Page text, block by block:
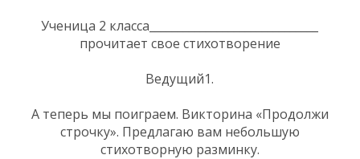
Ученица 2 класса______________________________
прочитает свое стихотворение
Ведущий1.
А теперь мы поиграем. Викторина «Продолжи
строчку». Предлагаю вам небольшую
стихотворную разминку.